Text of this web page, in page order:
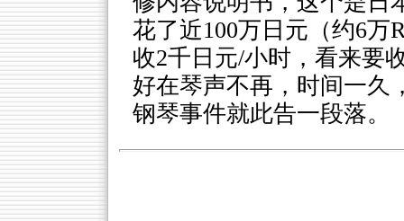
花了近100万日元（约6万
收2千日元/小时，看来要
好在琴声不再，时间一久
钢琴事件就此告一段落。